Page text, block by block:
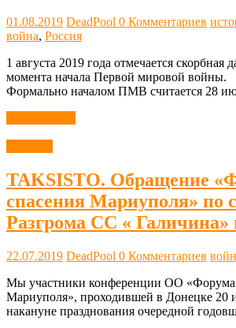
01.08.2019 DeadPool 0 Комментариев
война, Россия
1 августа 2019 года отмечается скорбная
момента начала Первой мировой войны.
Формально началом ПМВ считается 28
TAKSISTO. Обращение
спасения Мариуполя» по
Разгрома СС « Галичина»
22.07.2019 DeadPool 0 Комментариев
Мы участники конференции ОО «Форума
Мариуполя», проходившей в Донецке 20
накануне празднования очередной